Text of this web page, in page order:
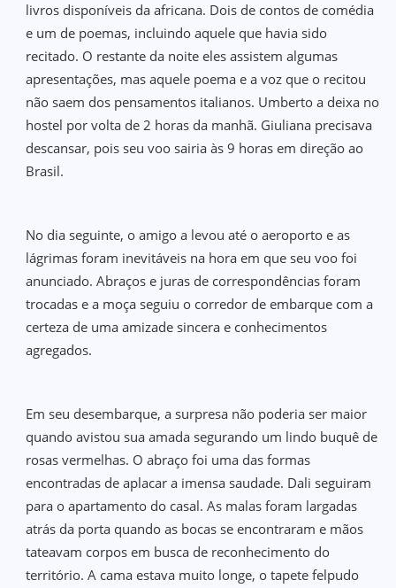
livros disponíveis da africana. Dois de contos de comédia
e um de poemas, incluindo aquele que havia sido
recitado. O restante da noite eles assistem algumas
apresentações, mas aquele poema e a voz que o recitou
não saem dos pensamentos italianos. Umberto a deixa no
hostel por volta de 2 horas da manhã. Giuliana precisava
descansar, pois seu voo sairia às 9 horas em direção ao
Brasil.
No dia seguinte, o amigo a levou até o aeroporto e as
lágrimas foram inevitáveis na hora em que seu voo foi
anunciado. Abraços e juras de correspondências foram
trocadas e a moça seguiu o corredor de embarque com a
certeza de uma amizade sincera e conhecimentos
agregados.
Em seu desembarque, a surpresa não poderia ser maior
quando avistou sua amada segurando um lindo buquê de
rosas vermelhas. O abraço foi uma das formas
encontradas de aplacar a imensa saudade. Dali seguiram
para o apartamento do casal. As malas foram largadas
atrás da porta quando as bocas se encontraram e mãos
tateavam corpos em busca de reconhecimento do
território. A cama estava muito longe, o tapete felpudo